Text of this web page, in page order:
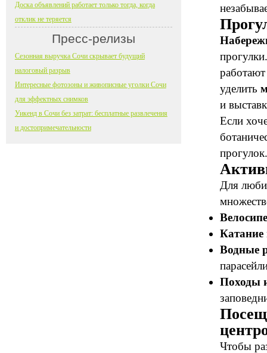
уделить
и
Если
Для
Катание
Водные
Походы
Чтобы
Доска объявлений работает только тогда, когда
отклик не теряется
Пресс-релизы
Сезонная выручка Сочи скрывает будущий
налоговый разрыв
Интересные фотозоны и живописные уголки Сочи
для эффектных снимков
Уикенд в Сочи без затрат: бесплатные развлечения
и достопримечательности